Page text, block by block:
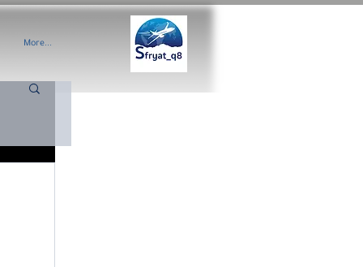
More...